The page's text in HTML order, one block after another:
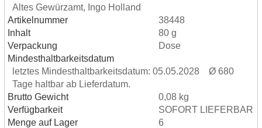
Altes Gewürzamt, Ingo Holland
Artikelnummer
38448
Inhalt
80 g
Verpackung
Dose
Mindesthaltbarkeitsdatum
letztes Mindesthaltbarkeitsdatum: 05.05.2028 Ø 680
Tage haltbar ab Lieferdatum.
Brutto Gewicht
0,08 kg
Verfügbarkeit
SOFORT LIEFERBAR
Menge auf Lager
6